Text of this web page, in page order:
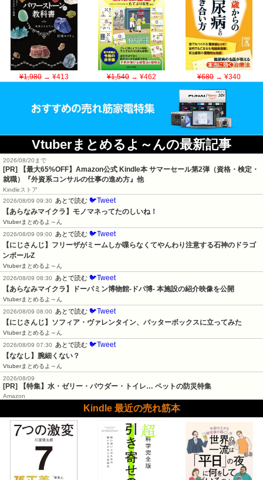
¥1,980→ ¥413 ¥1,540→ ¥462 ¥680→ ¥340
Vtuberまとめるよ～んの最新記事
2026/08/20まで
[PR]
【最大65%OFF】Amazon公式 Kindle本 サマーセール第2弾（資格・検定・
就職）『外資系コンサルの仕事の進め方』他
Kindleストア
2026/08/09 09:30
あとで読む 🐦Tweet
【あらなみマイクラ】モノマネってたのしいね！
Vtuberまとめるよ～ん
2026/08/09 09:00
あとで読む 🐦Tweet
【にじさんじ】フリーザがミームしか喋らなくてやんわり注意する石神のドラゴ
ンボールZ
Vtuberまとめるよ～ん
2026/08/09 08:30
あとで読む 🐦Tweet
【あらなみマイクラ】ドーパミン博物館-ドパ博- 本施設の紹介映像を公開
Vtuberまとめるよ～ん
2026/08/09 08:00
あとで読む 🐦Tweet
【にじさんじ】ソフィア・ヴァレンタイン、バッターボックスに立ってみた
Vtuberまとめるよ～ん
2026/08/09 07:30
あとで読む 🐦Tweet
【ななし】腕細くない？
Vtuberまとめるよ～ん
2026/08/09
[PR] 【特集】水・ゼリー・パウダー・トイレ… ペットの防災特集
Amazon
Kindle 最近の売れ筋本